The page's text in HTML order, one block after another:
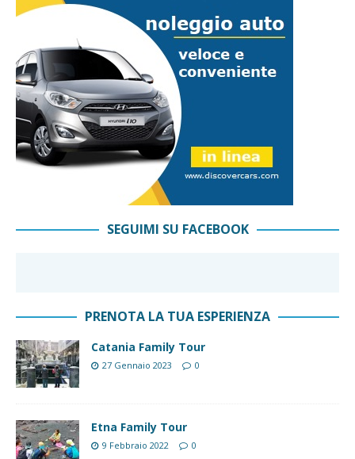
SEGUIMI SU FACEBOOK
PRENOTA LA TUA ESPERIENZA
Catania Family Tour
27 Gennaio 2023 0
Etna Family Tour
9 Febbraio 2022 0